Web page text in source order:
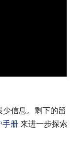
信息。剩下的留
手册来进一步探索